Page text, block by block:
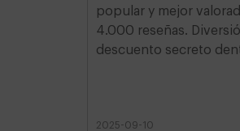
popular y mejor
4.000 reseñas.
descuento secreto
2025-09-10